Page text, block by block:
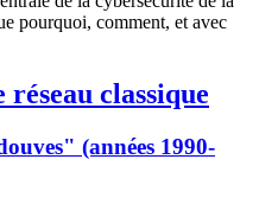
pourquoi, comment, et avec
classique
(années 1990-